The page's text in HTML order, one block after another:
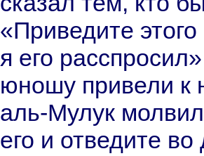
«Приведите
я его
юношу привели к
аль-Мулук
его и отведите во